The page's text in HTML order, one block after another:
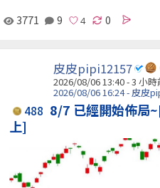
3771 9 0
皮皮pipi12157
2026/08/06 13:40 -3 小時
2026/08/06 16:24 - 皮皮
488 8/7 已經開始佈局
上]